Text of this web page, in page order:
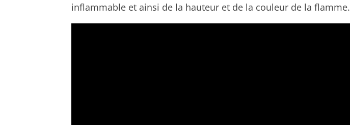
inflammable et ainsi de la hauteur et de la couleur de la flamme.